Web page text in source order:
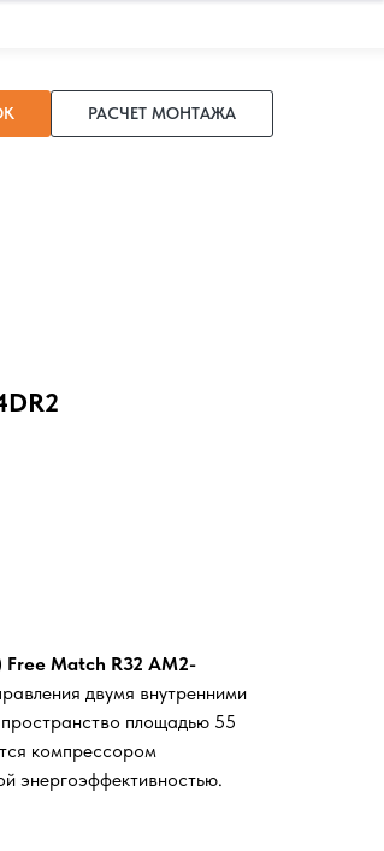
РАСЧЕТ МОНТАЖА
Free Match R32 AM2-
двумя внутренними
площадью 55
компрессором
энергоэффективностью.